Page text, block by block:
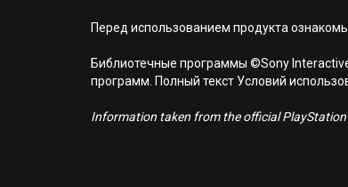
Перед использованием продукта
Библиотечные программы ©Sony
программ. Полный текст Условий
Information taken from the official